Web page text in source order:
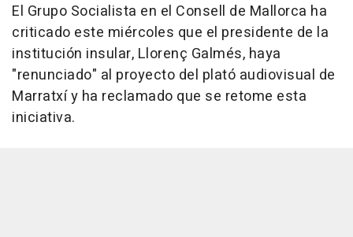
El Grupo Socialista en el Consell de Mallorca ha
criticado este miércoles que el presidente de la
institución insular, Llorenç Galmés, haya
"renunciado" al proyecto del plató audiovisual de
Marratxí y ha reclamado que se retome esta
iniciativa.